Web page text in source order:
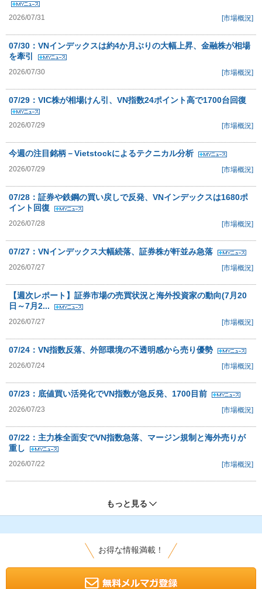
2026/07/31 [市場概況]
07/30：VNインデックスは約4か月ぶりの大幅上昇、金融株が相場
を牽引
2026/07/30 [市場概況]
07/29：VIC株が相場けん引、VN指数24ポイント高で1700台回復
2026/07/29 [市場概況]
今週の注目銘柄－Vietstockによるテクニカル分析
2026/07/29 [市場概況]
07/28：証券や鉄鋼の買い戻しで反発、VNインデックスは1680ポ
イント回復
2026/07/28 [市場概況]
07/27：VNインデックス大幅続落、証券株が軒並み急落
2026/07/27 [市場概況]
【週次レポート】証券市場の売買状況と海外投資家の動向(7月20
日～7月2...
2026/07/27 [市場概況]
07/24：VN指数反落、外部環境の不透明感から売り優勢
2026/07/24 [市場概況]
07/23：底値買い活発化でVN指数が急反発、1700目前
2026/07/23 [市場概況]
07/22：主力株全面安でVN指数急落、マージン規制と海外売りが
重し
2026/07/22 [市場概況]
もっと見る
お得な情報満載！